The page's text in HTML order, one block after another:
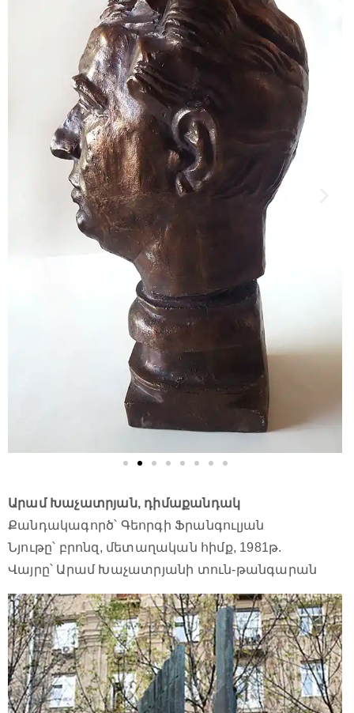
Արամ Խաչատրյան, դիմաքանդակ
Քանդակագործ՝ Գեորգի Ֆրանգուլյան
Նյութը՝ բրոնզ, մետաղական հիմք, 1981թ.
Վայրը՝ Արամ Խաչատրյանի տուն-թանգարան